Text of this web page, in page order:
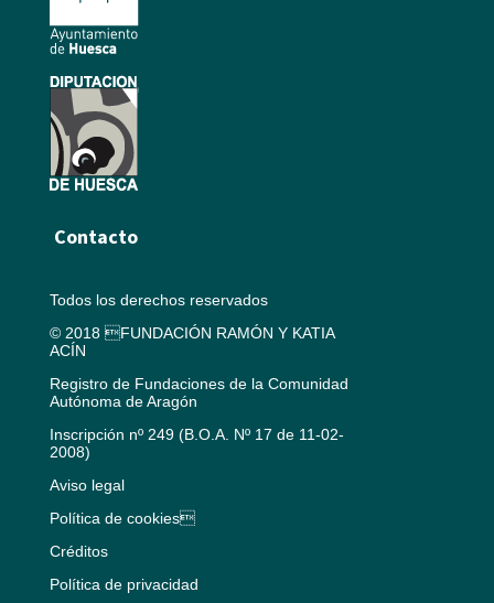
Contacto
Todos los derechos reservados
© 2018 FUNDACIÓN RAMÓN Y KATIA
ACÍN
Registro de Fundaciones de la Comunidad
Autónoma de Aragón
Inscripción nº 249 (B.O.A. Nº 17 de 11-02-
2008)
Aviso legal
Política de cookies
Créditos
Política de privacidad